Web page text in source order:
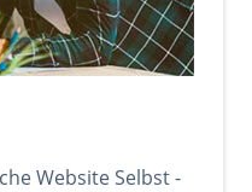
Website Selbst -